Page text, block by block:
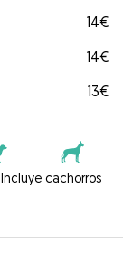
14€
14€
13€
Incluye cachorros